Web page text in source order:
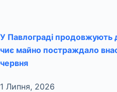
У Павлограді продовжують
чиє майно постраждало
червня
1 Липня, 2026